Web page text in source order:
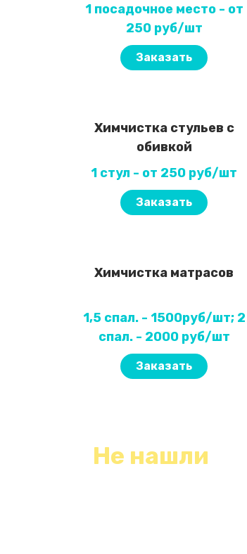
1 посадочное место - от
250 руб/шт
Заказать
Химчистка стульев с
обивкой
1 стул - от 250 руб/шт
Заказать
Химчистка матрасов
1,5 спал. - 1500руб/шт; 2
спал. - 2000 руб/шт
Заказать
Не нашли